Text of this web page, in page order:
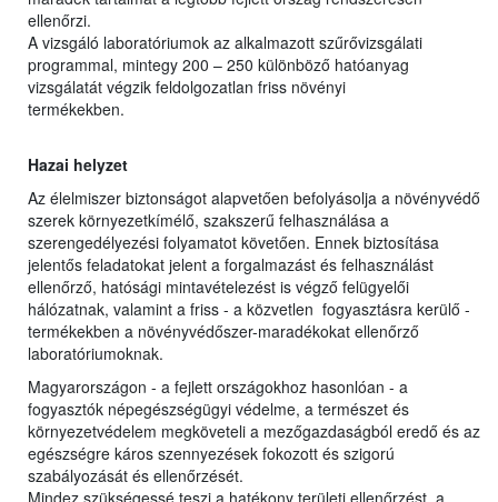
ellenőrzi.
A vizsgáló laboratóriumok az alkalmazott szűrővizsgálati
programmal, mintegy 200 – 250 különböző hatóanyag
vizsgálatát végzik feldolgozatlan friss növényi
termékekben.
Hazai helyzet
Az élelmiszer biztonságot alapvetően befolyásolja a növényvédő
szerek környezetkímélő, szakszerű felhasználása a
szerengedélyezési folyamatot követően. Ennek biztosítása
jelentős feladatokat jelent a forgalmazást és felhasználást
ellenőrző, hatósági mintavételezést is végző felügyelői
hálózatnak, valamint a friss - a közvetlen fogyasztásra kerülő -
termékekben a növényvédőszer-maradékokat ellenőrző
laboratóriumoknak.
Magyarországon - a fejlett országokhoz hasonlóan - a
fogyasztók népegészségügyi védelme, a természet és
környezetvédelem megköveteli a mezőgazdaságból eredő és az
egészségre káros szennyezések fokozott és szigorú
szabályozását és ellenőrzését.